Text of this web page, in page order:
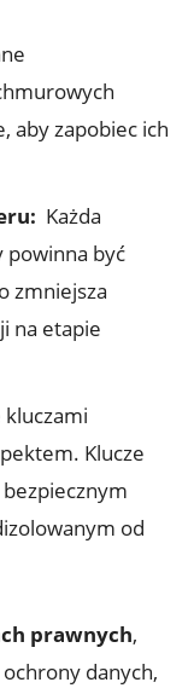
aby zapobiec ‍ich⁢
‌ Każda
powinna być
zmniejsza
na etapie
‌kluczami
Klucze
od
‌prawnych,
danych,